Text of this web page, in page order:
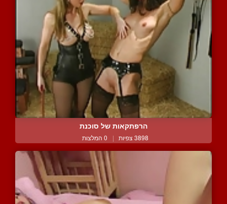
הרפתקאות של סוכנת
3898 צפיות | 0 המלצות